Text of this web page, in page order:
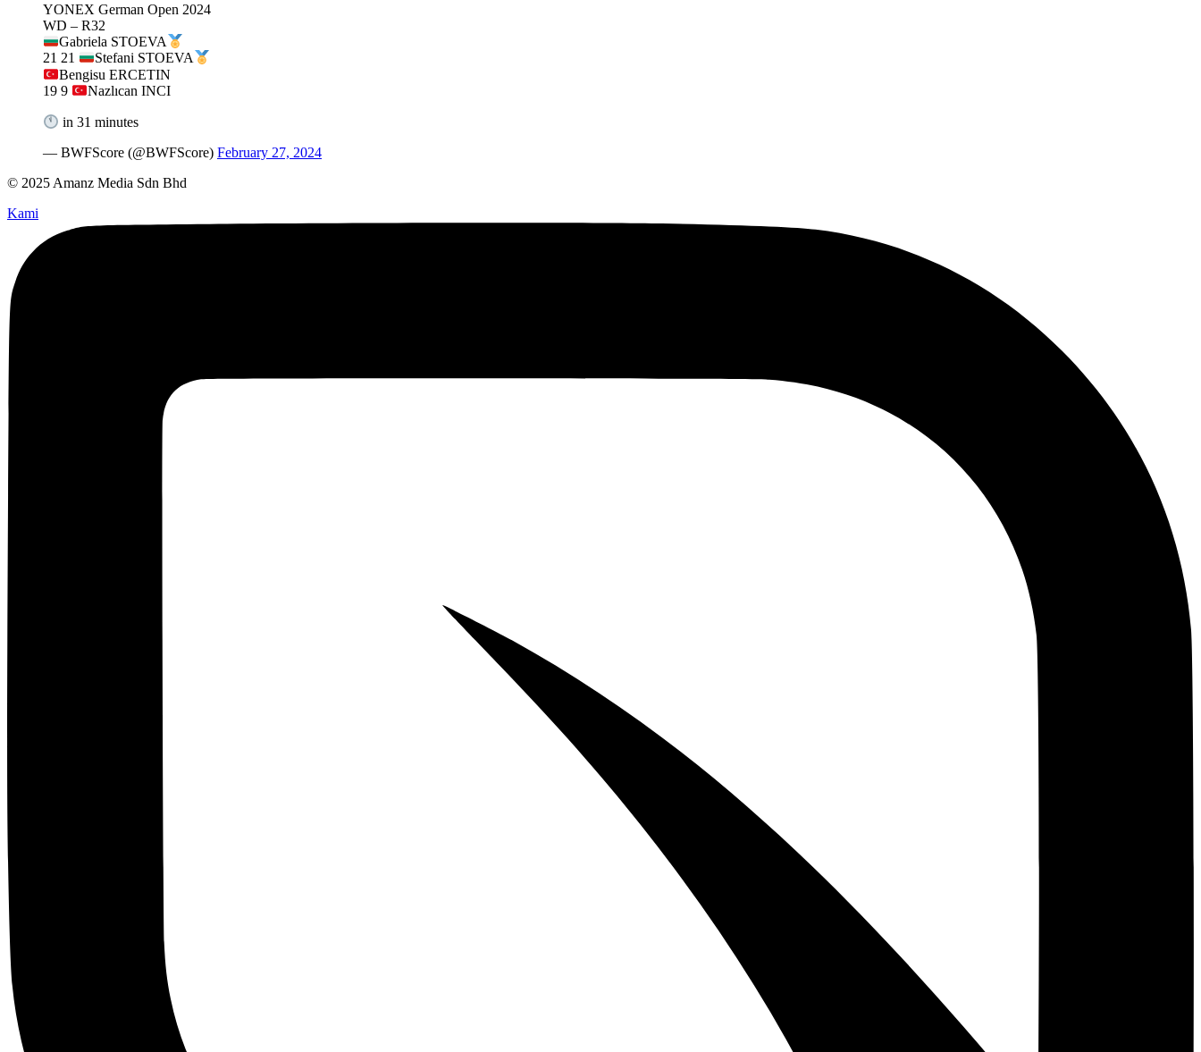
YONEX German Open 2024
WD – R32
Gabriela STOEVA
21 21
Stefani STOEVA
Bengisu ERCETIN
19 9
Nazlıcan INCI
in 31 minutes
— BWFScore (@BWFScore) February 27, 2024
© 2025 Amanz Media Sdn Bhd
Kami